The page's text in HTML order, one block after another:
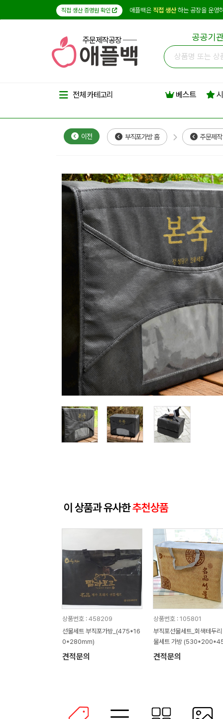
직접 생산 증명원 확인 애플백은 직접 생산하는 공장을 운영
주문제작공장 공공기
전체 카테고리 베스트
이전 부직포가방 홈 주문제
이 상품과 유사한추천상품
상품번호 : 458209
선물세트 부직포가방_(475*16
0*280mm)
견적문의
상품번호 : 105801
부직포선물세트_회색테두리
물세트 가방
mm)
견적문의